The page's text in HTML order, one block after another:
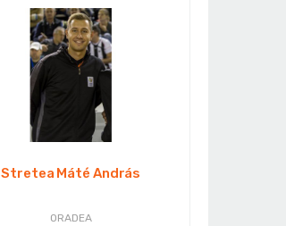
Stretea Máté András
ORADEA